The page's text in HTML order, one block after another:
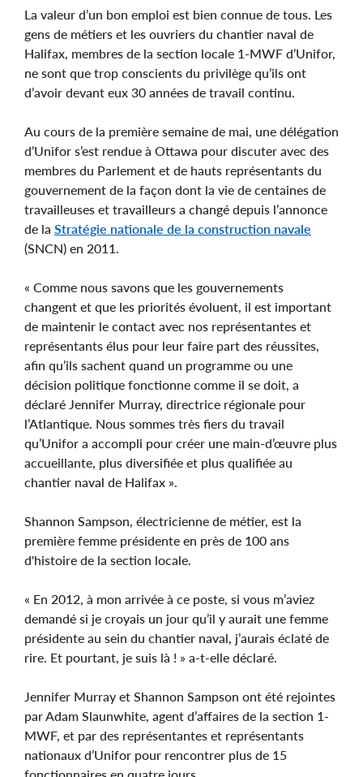
La valeur d’un bon emploi est bien connue de tous. Les
gens de métiers et les ouvriers du chantier naval de
Halifax, membres de la section locale 1-MWF d’Unifor,
ne sont que trop conscients du privilège qu’ils ont
d’avoir devant eux 30 années de travail continu.
Au cours de la première semaine de mai, une délégation
d’Unifor s’est rendue à Ottawa pour discuter avec des
membres du Parlement et de hauts représentants du
gouvernement de la façon dont la vie de centaines de
travailleuses et travailleurs a changé depuis l’annonce
de la Stratégie nationale de la construction navale
(SNCN) en 2011.
« Comme nous savons que les gouvernements
changent et que les priorités évoluent, il est important
de maintenir le contact avec nos représentantes et
représentants élus pour leur faire part des réussites,
afin qu’ils sachent quand un programme ou une
décision politique fonctionne comme il se doit, a
déclaré Jennifer Murray, directrice régionale pour
l’Atlantique. Nous sommes très fiers du travail
qu’Unifor a accompli pour créer une main-d’œuvre plus
accueillante, plus diversifiée et plus qualifiée au
chantier naval de Halifax ».
Shannon Sampson, électricienne de métier, est la
première femme présidente en près de 100 ans
d'histoire de la section locale.
« En 2012, à mon arrivée à ce poste, si vous m’aviez
demandé si je croyais un jour qu’il y aurait une femme
présidente au sein du chantier naval, j’aurais éclaté de
rire. Et pourtant, je suis là ! » a-t-elle déclaré.
Jennifer Murray et Shannon Sampson ont été rejointes
par Adam Slaunwhite, agent d’affaires de la section 1-
MWF, et par des représentantes et représentants
nationaux d’Unifor pour rencontrer plus de 15